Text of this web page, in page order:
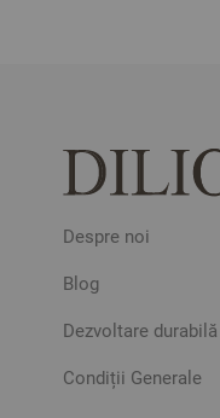
Despre noi
Blog
Dezvoltare durabilă
Condiții Generale